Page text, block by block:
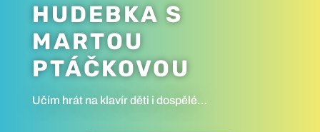
HUDEBKA S
MARTOU
PTÁČKOVOU
Učím hrát na klavír děti i dospělé…